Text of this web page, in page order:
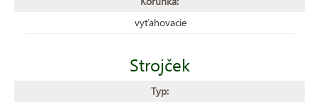
vyťahovacie
Strojček
Typ: